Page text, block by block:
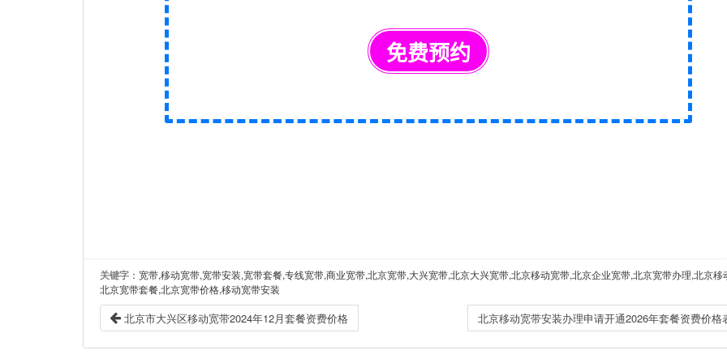
关键字 ：宽带,移动宽带,宽带安装,宽带套餐,专线宽带,商业宽带,北京宽带,大兴宽带,北京大兴宽带,北京移动宽带,北京企业宽带,北京宽带办理,北京移
北京宽带套餐,北京宽带价格,移动宽带安装
北京市大兴区移动宽带2024年12月套餐资费价格 北京移动宽带安装办理申请开通2026年套餐资费价格